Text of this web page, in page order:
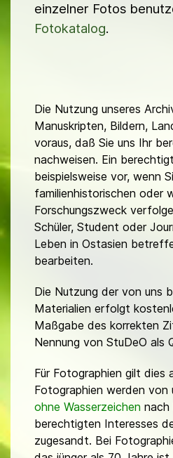
einzelner Fotos
Fotokatalog.
Die Nutzung unseres
Manuskripten, Bildern,
voraus, daß Sie uns Ihr
nachweisen. Ein
beispielsweise vor, wenn
familienhistorischen oder
Forschungszweck
Schüler, Student oder
Leben in Ostasien
bearbeiten.
Die Nutzung der von uns
Materialien erfolgt
Maßgabe des korrekten
Nennung von StuDeO als
Für Fotographien gilt dies
Fotographien werden von
ohne Wasserzeichen nach
berechtigten Interesses
zugesandt. Bei